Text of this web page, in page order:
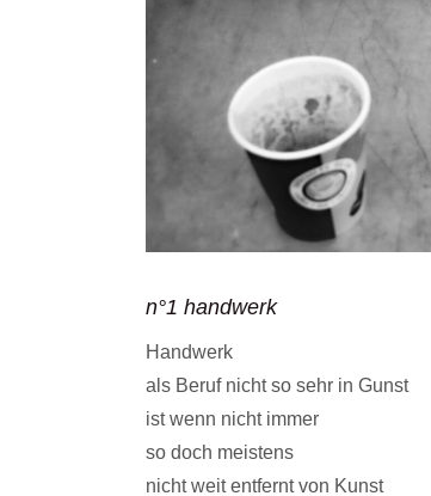
n°1 handwerk
Handwerk
als Beruf nicht so sehr in Gunst
ist wenn nicht immer
so doch meistens
nicht weit entfernt von Kunst